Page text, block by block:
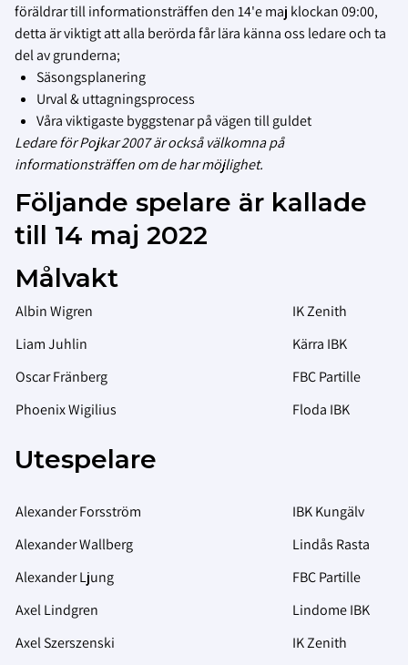
föräldrar till informationsträffen den 14'e maj klockan 09:00,
detta är viktigt att alla berörda får lära känna oss ledare och ta
del av grunderna;
Säsongsplanering
Urval & uttagningsprocess
Våra viktigaste byggstenar på vägen till guldet
Ledare för Pojkar 2007 är också välkomna på
informationsträffen om de har möjlighet.
Följande spelare är kallade
till 14 maj 2022
Målvakt
Albin Wigren
Liam Juhlin
Oscar Fränberg
Phoenix Wigilius
IK Zenith
Kärra IBK
FBC Partille
Floda IBK
Utespelare
Alexander Forsström
Alexander Wallberg
Alexander Ljung
Axel Lindgren
Axel Szerszenski
IBK Kungälv
Lindås Rasta
FBC Partille
Lindome IBK
IK Zenith